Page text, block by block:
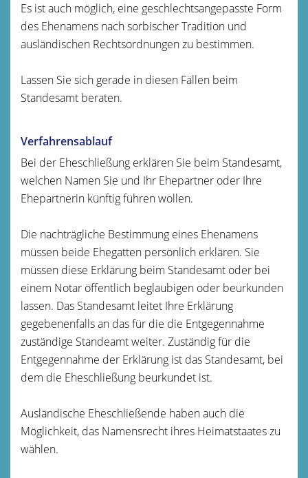
Es ist auch möglich, eine geschlechtsangepasste Form
des Ehenamens nach sorbischer Tradition und
ausländischen Rechtsordnungen zu bestimmen.
Lassen Sie sich gerade in diesen Fällen beim
Standesamt beraten.
Verfahrensablauf
Bei der Eheschließung erklären Sie beim Standesamt,
welchen Namen Sie und Ihr Ehepartner oder Ihre
Ehepartnerin künftig führen wollen.
Die nachträgliche Bestimmung eines Ehenamens
müssen beide Ehegatten persönlich erklären. Sie
müssen diese Erklärung beim Standesamt oder bei
einem Notar öffentlich beglaubigen oder beurkunden
lassen. Das Standesamt leitet Ihre Erklärung
gegebenenfalls an das für die die Entgegennahme
zuständige Standeamt weiter. Zuständig für die
Entgegennahme der Erklärung ist das Standesamt, bei
dem die Eheschließung beurkundet ist.
Ausländische Eheschließende haben auch die
Möglichkeit, das Namensrecht ihres Heimatstaates zu
wählen.